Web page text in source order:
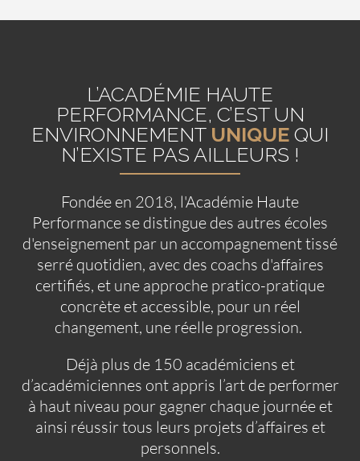
L’ACADÉMIE HAUTE
PERFORMANCE, C’EST UN
ENVIRONNEMENT UNIQUE QUI
N’EXISTE PAS AILLEURS !
Fondée en 2018, l'Académie Haute
Performance se distingue des autres écoles
d'enseignement par un accompagnement tissé
serré quotidien, avec des coachs d'affaires
certifiés, et une approche pratico-pratique
concrète et accessible, pour un réel
changement, une réelle progression.
Déjà plus de 150 académiciens et
d’académiciennes ont appris l’art de performer
à haut niveau pour gagner chaque journée et
ainsi réussir tous leurs projets d’affaires et
personnels.